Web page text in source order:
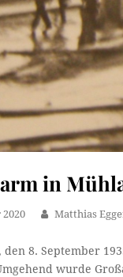
in
Matthias
den 8. September
wurde